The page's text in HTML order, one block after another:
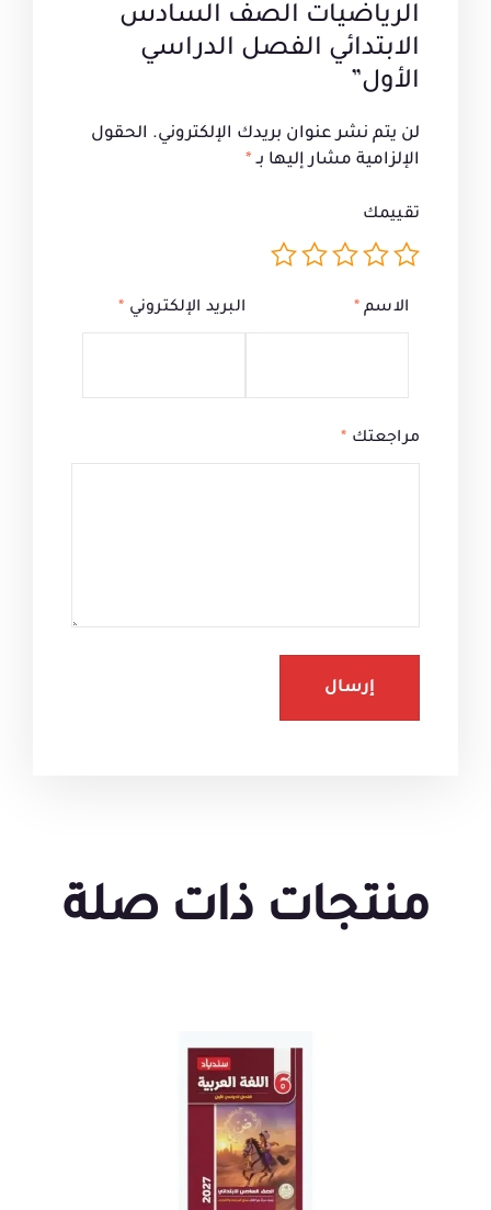
الرياضيات الصف السادس
الابتدائي الفصل الدراسي
الأول”
لن يتم نشر عنوان بريدك الإلكتروني. الحقول
الإلزامية مشار إليها بـ *
تقييمك
مراجعتك *
الاسم* البريد الإلكتروني *
منتجات ذات صلة